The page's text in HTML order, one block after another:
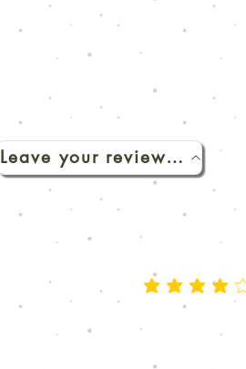
Leave your review here